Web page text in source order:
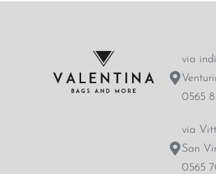
via
0565
via
San
0565